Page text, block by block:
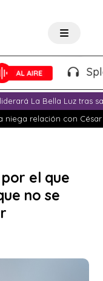
La Bella Luz tras
niega relación con
el que
no se